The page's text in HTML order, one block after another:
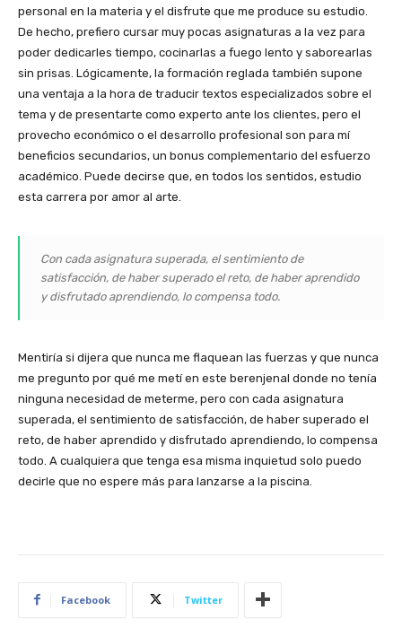
personal en la materia y el disfrute que me produce su estudio.
De hecho, prefiero cursar muy pocas asignaturas a la vez para
poder dedicarles tiempo, cocinarlas a fuego lento y saborearlas
sin prisas. Lógicamente, la formación reglada también supone
una ventaja a la hora de traducir textos especializados sobre el
tema y de presentarte como experto ante los clientes, pero el
provecho económico o el desarrollo profesional son para mí
beneficios secundarios, un bonus complementario del esfuerzo
académico. Puede decirse que, en todos los sentidos, estudio
esta carrera por amor al arte.
Con cada asignatura superada, el sentimiento de
satisfacción, de haber superado el reto, de haber aprendido
y disfrutado aprendiendo, lo compensa todo.
Mentiría si dijera que nunca me flaquean las fuerzas y que nunca
me pregunto por qué me metí en este berenjenal donde no tenía
ninguna necesidad de meterme, pero con cada asignatura
superada, el sentimiento de satisfacción, de haber superado el
reto, de haber aprendido y disfrutado aprendiendo, lo compensa
todo. A cualquiera que tenga esa misma inquietud solo puedo
decirle que no espere más para lanzarse a la piscina.
Facebook Twitter